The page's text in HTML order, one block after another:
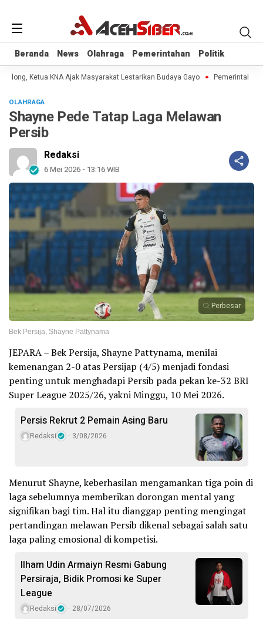
Beranda News Olahraga Pemerintahan Politik
Beranda News Olahraga Pemerintahan Politik
Ketua KNA Ajak Masyarakat Lestarikan Budaya Gayo Pemerintah
OLAHRAGA
Shayne Pede Tatap Laga Melawan
Persib
Redaksi
6 Mei 2026 - 13:16 WIB
Perbesar
Bek Persija, Shayne Pattynama
JEPARA – Bek Persija, Shayne Pattynama, menilai
kemenangan 2-0 atas Persijap (4/5) menjadi fondasi
penting untuk menghadapi Persib pada pekan ke-32 BRI
Super League 2025/26, yakni Minggu, 10 Mei 2026.
Persis Rekrut 2 Pemain Asing Baru
Redaksi 3/08/2026
Menurut Shayne, keberhasilan mengamankan tiga poin di
laga sebelumnya memberikan dorongan mental yang
signifikan bagi tim. Hal itu dianggap penting mengingat
pertandingan melawan Persib dikenal sebagai salah satu
laga paling emosional di kompetisi.
Ilham Udin Armaiyn Resmi Gabung
Persiraja, Bidik Promosi ke Super
League
Redaksi 28/07/2026